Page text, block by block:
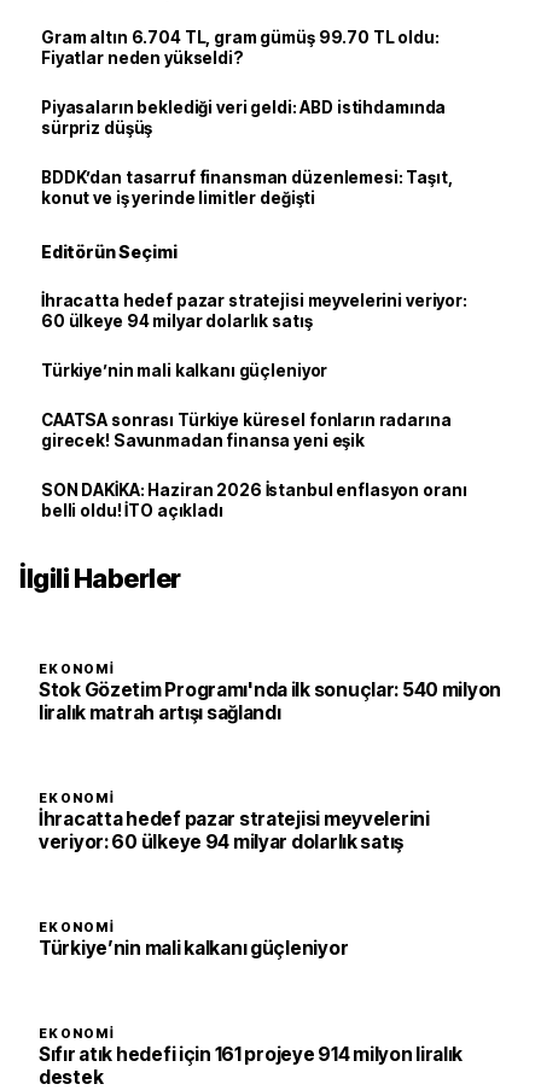
Gram altın 6.704 TL, gram gümüş 99.70 TL oldu:
Fiyatlar neden yükseldi?
Piyasaların beklediği veri geldi: ABD istihdamında
sürpriz düşüş
BDDK’dan tasarruf finansman düzenlemesi: Taşıt,
konut ve iş yerinde limitler değişti
Editörün Seçimi
İhracatta hedef pazar stratejisi meyvelerini veriyor:
60 ülkeye 94 milyar dolarlık satış
Türkiye’nin mali kalkanı güçleniyor
CAATSA sonrası Türkiye küresel fonların radarına
girecek! Savunmadan finansa yeni eşik
SON DAKİKA: Haziran 2026 İstanbul enflasyon oranı
belli oldu! İTO açıkladı
İlgili Haberler
EKONOMI
Stok Gözetim Programı'nda ilk sonuçlar: 540 milyon
liralık matrah artışı sağlandı
EKONOMI
İhracatta hedef pazar stratejisi meyvelerini
veriyor: 60 ülkeye 94 milyar dolarlık satış
EKONOMI
Türkiye’nin mali kalkanı güçleniyor
EKONOMI
Sıfır atık hedefi için 161 projeye 914 milyon liralık
destek